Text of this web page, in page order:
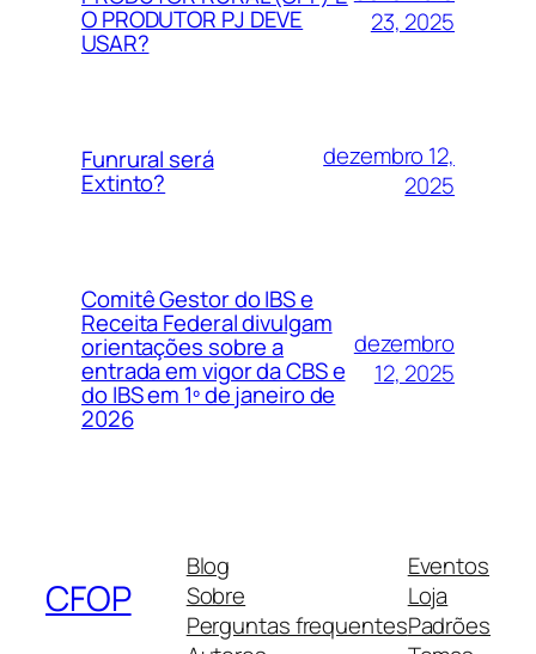
O PRODUTOR PJ DEVE
USAR?
23, 2025
Funrural será
Extinto?
dezembro 12,
2025
Comitê Gestor do IBS e
Receita Federal divulgam
orientações sobre a
entrada em vigor da CBS e
do IBS em 1º de janeiro de
2026
dezembro
12, 2025
CFOP
Blog
Sobre
Perguntas frequentes
Eventos
Loja
Padrões